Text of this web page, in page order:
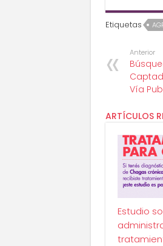
Etiquetas
Anterior
Vía
ARTÍCULOS
Estudio